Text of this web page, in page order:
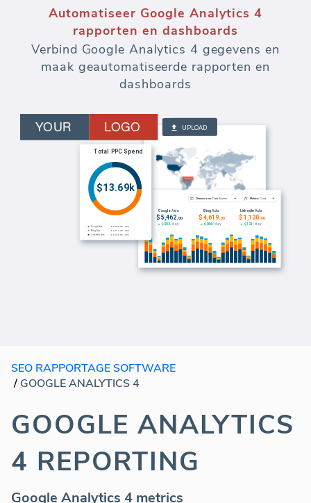
Automatiseer Google Analytics 4
rapporten en dashboards
Verbind Google Analytics 4 gegevens en
maak geautomatiseerde rapporten en
dashboards
SEO RAPPORTAGE SOFTWARE
/ GOOGLE ANALYTICS 4
GOOGLE ANALYTICS
4 REPORTING
Google Analytics 4 metrics